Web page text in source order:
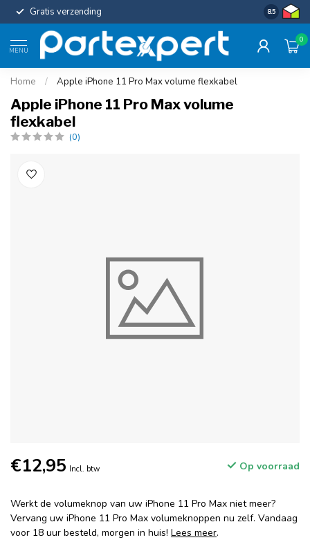
Gratis verzending Uniforme
8.5
MENU
0
Home / Apple iPhone 11 Pro Max volume flexkabel
Apple iPhone 11 Pro Max volume
flexkabel
(0)
€12,95 Incl. btw Op voorraad
Werkt de volumeknop van uw iPhone 11 Pro Max niet meer?
Vervang uw iPhone 11 Pro Max volumeknoppen nu zelf. Vandaag
voor 18 uur besteld, morgen in huis! Lees meer.